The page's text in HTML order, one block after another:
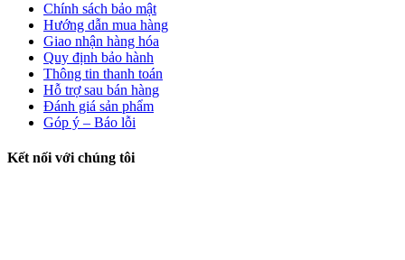
Chính sách bảo mật
Hướng dẫn mua hàng
Giao nhận hàng hóa
Quy định bảo hành
Thông tin thanh toán
Hỗ trợ sau bán hàng
Đánh giá sản phẩm
Góp ý – Báo lỗi
Kết nối với chúng tôi